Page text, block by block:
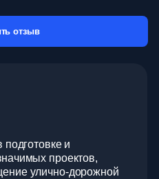
отзыв
подготовке и
проектов,
улично-дорожной